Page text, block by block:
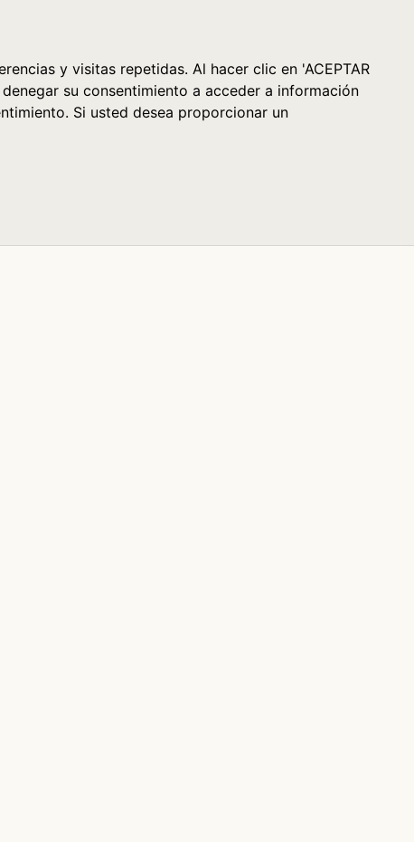
y visitas repetidas. Al hacer clic en 'ACEPTAR
su consentimiento a acceder a información
Si usted desea proporcionar un